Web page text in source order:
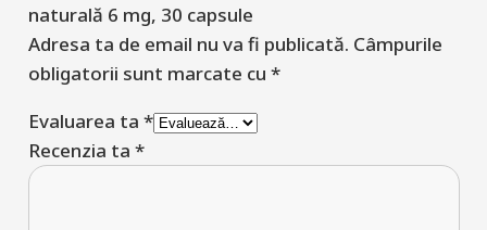
naturală 6 mg, 30 capsule
Adresa ta de email nu va fi publicată. Câmpurile
obligatorii sunt marcate cu *
Evaluarea ta *
Recenzia ta *